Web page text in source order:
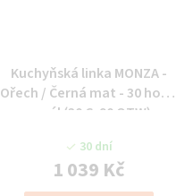
Kuchyňská linka MONZA -
Ořech / Černá mat - 30 horní
regál (30 G-90 OTW)
30 dní
1 039 Kč